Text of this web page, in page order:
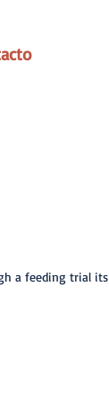
a feeding trial its